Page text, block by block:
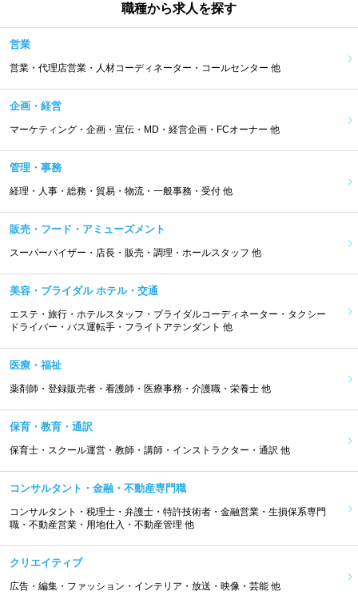
職種から求人を探す
営業
営業・代理店営業・人材コーディネーター・コールセンター 他
企画・経営
マーケティング・企画・宣伝・MD・経営企画・FCオーナー 他
管理・事務
経理・人事・総務・貿易・物流・一般事務・受付 他
販売・フード・アミューズメント
スーパーバイザー・店長・販売・調理・ホールスタッフ 他
美容・ブライダル ホテル・交通
エステ・旅行・ホテルスタッフ・ブライダルコーディネーター・タクシー
ドライバー・バス運転手・フライトアテンダント 他
医療・福祉
薬剤師・登録販売者・看護師・医療事務・介護職・栄養士 他
保育・教育・通訳
保育士・スクール運営・教師・講師・インストラクター・通訳 他
コンサルタント・金融・不動産専門職
コンサルタント・税理士・弁護士・特許技術者・金融営業・生損保系専門
職・不動産営業・用地仕入・不動産管理 他
クリエイティブ
広告・編集・ファッション・インテリア・放送・映像・芸能 他